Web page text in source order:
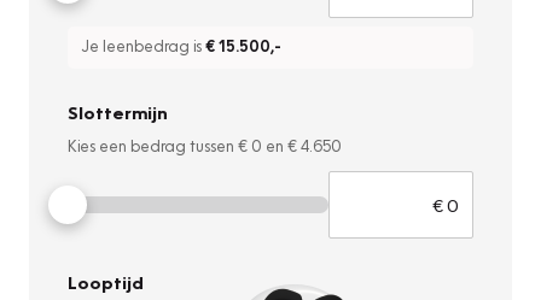
Je leenbedrag is€ 15.500,-
Slottermijn
Kies een bedrag tussen € 0 en € 4.650
Looptijd